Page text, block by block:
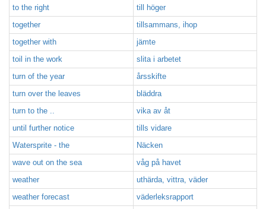
to the right
till höger
together
tillsammans, ihop
together with
jämte
toil in the work
slita i arbetet
turn of the year
årsskifte
turn over the leaves
bläddra
turn to the ..
vika av åt
until further notice
tills vidare
Watersprite - the
Näcken
wave out on the sea
våg på havet
weather
uthärda, vittra, väder
weather forecast
väderleksrapport